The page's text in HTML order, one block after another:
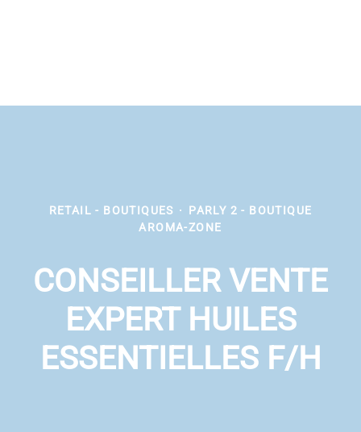
RETAIL - BOUTIQUES ·
PARLY 2 - BOUTIQUE
AROMA-ZONE
CONSEILLER VENTE
EXPERT HUILES
ESSENTIELLES F/H